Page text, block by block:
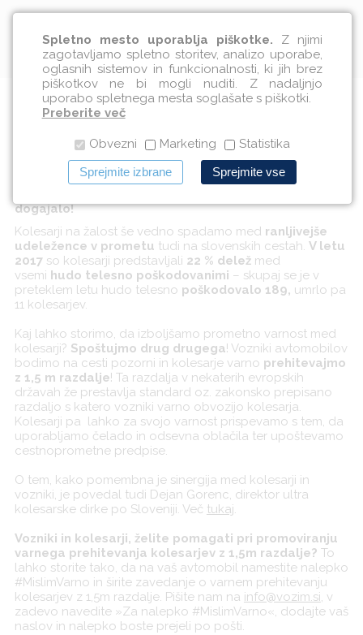
Slovenščina
#MislimVarno
Se vam je že kdaj zgodilo, da ste bili kdaj stisnjeni v
dogajalo!
Kolesarji na žalost še vedno spadamo med ranljivejše
udeležence v prometu tudi na slovenskih cestah. V letu
2017 so kolesarji predstavljali 22 % deležmed
vsemi hudo telesno poškodovanimi – skupaj se je v
preteklem letu hudo telesno poškodovalo 189, umrlo pa
11 kolesarjev.
Kaj lahko storimo, da izboljšamo prometno varnost med
kolesarji? Spoštujmo drug drugega! Vozniki avtomobilov
bodimo na cesti pozorni in kolesarje varno prehitevajmo
z 1,5 m razdalje! Ta razdalja v nekaterih evropskih
državah že prestavlja standard oz. zakonsko prepisano
razdaljo s katero vozniki varno obvozijo kolesarja.
Kolesarji pa lahko za svojo varnost prispevamo s tem, da
uporabljamo čelado in odsevna oblačila ter upoštevamo
cestnoprometne predpise.
O tem, kako pomembna je sinergija med kolesarji in
vozniki, je povedal tudi Dejan Gorenc, direktor ultra
kolesarske dirke po Sloveniji. Več tukaj.
Vozniki in kolesarji, želite pomagati pri promoviranju
varnega prehitevanja kolesarjev z 1,5m razdalje? To
lahko storite tako, da na vaš avtomobil namestite nalepko
#MislimVarno in širite zavedanje o varnem prehitevanju
kolesarjev z 1,5m razdalje. Pišite nam na info@vozim.si, v
zadevo navedite »Za nalepko #MislimVarno«, dodajte vaš
naslov in nalepko boste prejeli po pošti.
Spletno mesto uporablja piškotke. Z njimi
zagotavljamo spletno storitev, analizo uporabe,
oglasnih sistemov in funkcionalnosti, ki jih brez
piškotkov ne bi mogli nuditi. Z nadaljnjo
uporabo spletnega mesta soglašate s piškotki.
Preberite več
Obvezni Marketing Statistika
Sprejmite izbrane Sprejmite vse